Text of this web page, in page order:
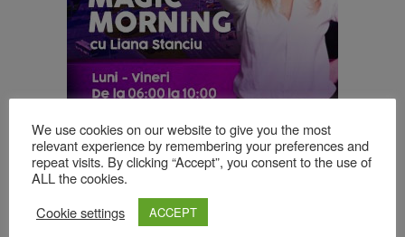
TOP ȘTIRI
Trafic blocat pe DN1E Brașov – Poiana Brașov după un accident.
Două persoane primesc îngrijiri medicale
We use cookies on our website to give you the most
relevant experience by remembering your preferences and
repeat visits. By clicking “Accept”, you consent to the use of
ALL the cookies.
Cookie settings
ACCEPT